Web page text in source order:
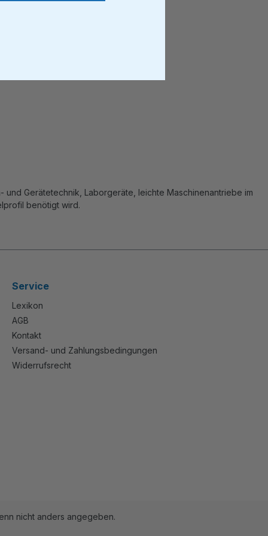
und Gerätetechnik, Laborgeräte, leichte Maschinenantriebe im
benötigt wird.
Service
Lexikon
AGB
Kontakt
Versand- und Zahlungsbedingungen
Widerrufsrecht
nicht anders angegeben.